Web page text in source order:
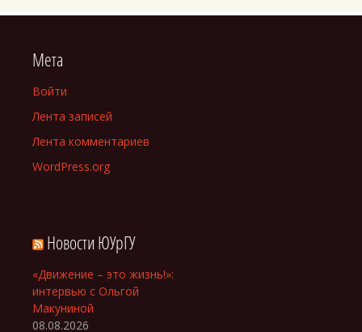
Мета
Войти
Лента записей
Лента комментариев
WordPress.org
Новости ЮУрГУ
«Движение – это жизнь!»:
интервью с Ольгой
Макуниной
08.08.2026